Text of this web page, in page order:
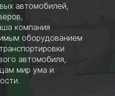
автомобилей,
компания
оборудованием
автомобиля,
мир ума и